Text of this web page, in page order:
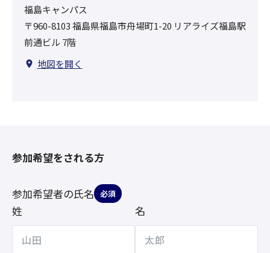
福島キャンパス
〒960-8103 福島県福島市舟場町1-20 リアライズ福島駅
前通ビル 7階
地図を開く
参加希望をされる方
参加希望者の氏名 必須
姓 名